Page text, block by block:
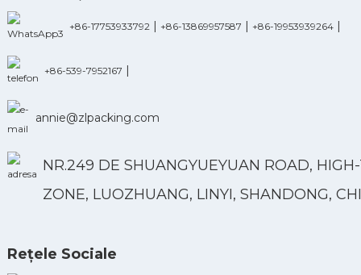
+86-17753933792| +86-13869957587 | +86-19953939264|
+86-539-7952167 |
annie@zlpacking.com
NR.249 DE SHUANGYUEYUAN ROAD,
ZONE, LUOZHUANG, LINYI, SHANDONG,
Rețele Sociale